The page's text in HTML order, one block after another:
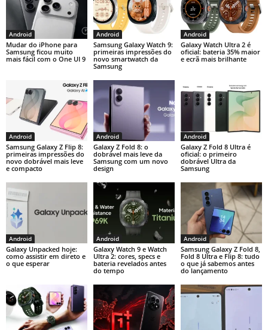
Android
Mudar do iPhone para
Samsung ficou muito
mais fácil com o One UI 9
Android
Samsung Galaxy Watch 9:
primeiras impressões do
novo smartwatch da
Samsung
Android
Galaxy Watch Ultra 2 é
oficial: bateria 35% maior
e ecrã mais brilhante
Android
Samsung Galaxy Z Flip 8:
primeiras impressões do
novo dobrável mais leve
e compacto
Android
Galaxy Z Fold 8: o
dobrável mais leve da
Samsung com um novo
design
Android
Galaxy Z Fold 8 Ultra é
oficial: o primeiro
dobrável Ultra da
Samsung
Android
Galaxy Unpacked hoje:
como assistir em direto e
o que esperar
Android
Galaxy Watch 9 e Watch
Ultra 2: cores, specs e
bateria revelados antes
do tempo
Android
Samsung Galaxy Z Fold 8,
Fold 8 Ultra e Flip 8: tudo
o que já sabemos antes
do lançamento